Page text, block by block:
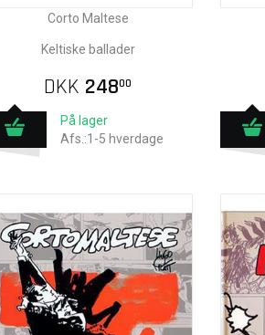
Corto Maltese
Keltiske ballader
DKK 24800
På lager
Afs.:1-5 hverdage